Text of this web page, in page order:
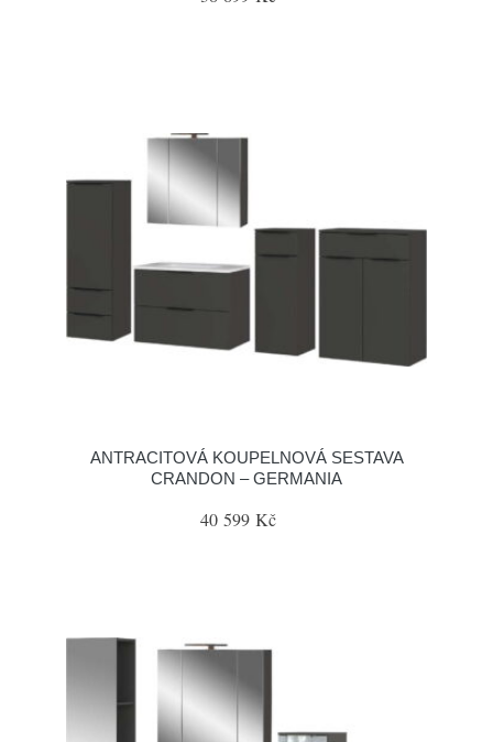
ANTRACITOVÁ KOUPELNOVÁ SESTAVA
CRANDON – GERMANIA
40 599 Kč